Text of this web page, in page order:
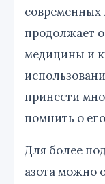
современных
продолжает
медицины и
принести
помнить о
Для более
азота можно